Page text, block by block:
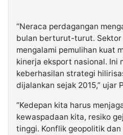
“Neraca perdagangan
bulan berturut-turut.
mengalami pemulihan kuat
kinerja eksport nasional. Ini
keberhasilan strategi
dijalankan sejak 2015,” ujar
“Kedepan kita harus
kewaspadaan kita, resiko
tinggi. Konflik geopolitik